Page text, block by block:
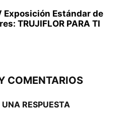
Exposición Estándar de
TRUJIFLOR PARA TI
COMENTARIOS
RESPUESTA